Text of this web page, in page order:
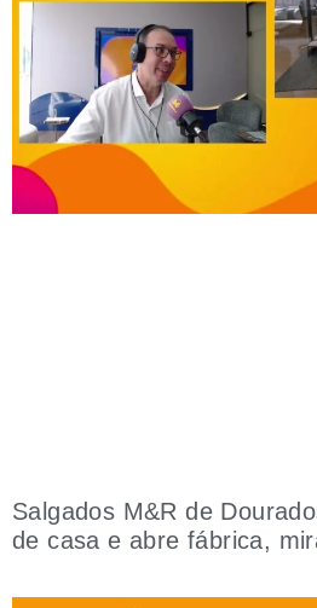
Salgados M&R de
de casa e abre fábrica,